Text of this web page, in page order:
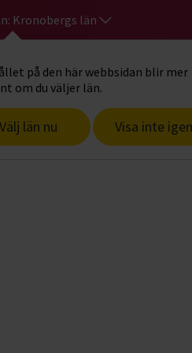
Kronobergs län
på den här webbsidan blir mer
om du väljer län.
Välj län nu Visa inte igen
startsida